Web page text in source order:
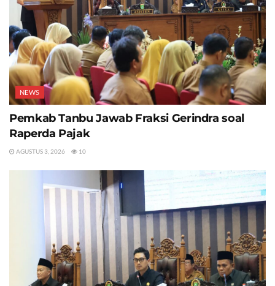
NEWS
Pemkab Tanbu Jawab Fraksi Gerindra soal
Raperda Pajak
AGUSTUS 3, 2026 10